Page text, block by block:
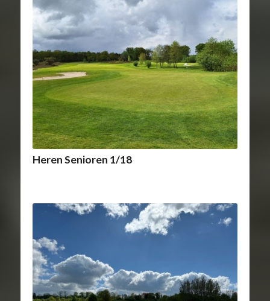
Heren Senioren 1/18